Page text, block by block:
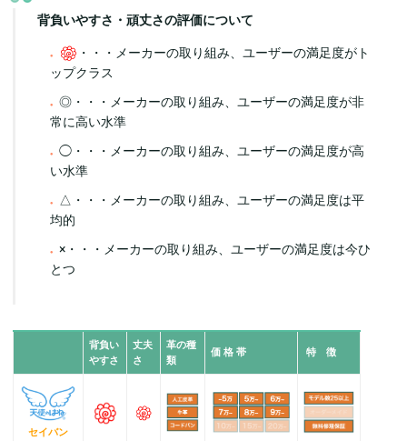
背負いやすさ・頑丈さの評価について
・・・メーカーの取り組み、ユーザーの満足度がト
ップクラス
◎・・・メーカーの取り組み、ユーザーの満足度が非
常に高い水準
◯・・・メーカーの取り組み、ユーザーの満足度が高
い水準
△・・・メーカーの取り組み、ユーザーの満足度は平
均的
×・・・メーカーの取り組み、ユーザーの満足度は今ひ
とつ
背負い
やすさ
丈夫
さ
革の種
類
価 格 帯 特 徴
セイバン